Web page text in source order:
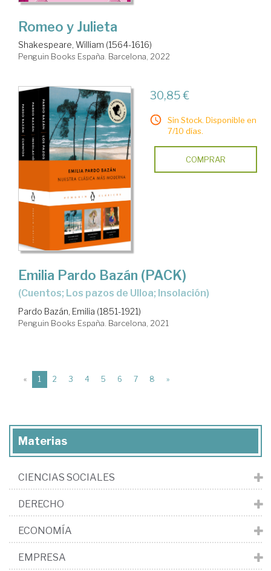
Romeo y Julieta
Shakespeare, William (1564-1616)
Penguin Books España. Barcelona, 2022
30,85 €
Sin Stock. Disponible en
7/10 días.
COMPRAR
Emilia Pardo Bazán (PACK)
(Cuentos; Los pazos de Ulloa; Insolación)
Pardo Bazán, Emilia (1851-1921)
Penguin Books España. Barcelona, 2021
« 1 (current)
2 3 4 5 6 7 8 »
Materias
CIENCIAS SOCIALES
DERECHO
ECONOMÍA
EMPRESA